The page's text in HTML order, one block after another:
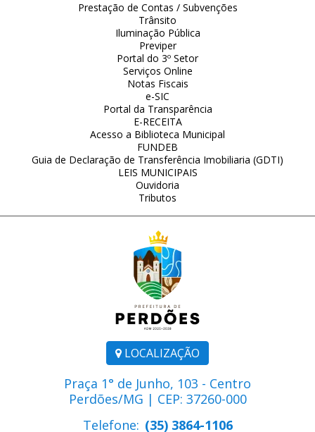
LOCALIZAÇÃO
Praça 1° de Junho, 103 - Centro
Perdões/MG | CEP: 37260-000
Telefone: (35) 3864-1106
Prestação de Contas / Subvenções
Trânsito
Iluminação Pública
Previper
Portal do 3º Setor
Serviços Online
Notas Fiscais
e-SIC
Portal da Transparência
E-RECEITA
Acesso a Biblioteca Municipal
FUNDEB
Guia de Declaração de Transferência Imobiliaria (GDTI)
LEIS MUNICIPAIS
Ouvidoria
Tributos